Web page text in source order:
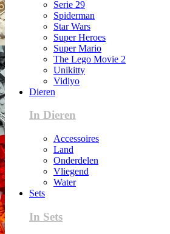
Serie 29
Spiderman
Star Wars
Super Heroes
Super Mario
The Lego Movie 2
Unikitty
Vidiyo
Dieren
In Dieren
Accessoires
Land
Onderdelen
Vliegend
Water
Sets
In Sets